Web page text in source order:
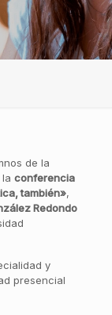
de la
conferencia
también»,
Redondo
y
presencial